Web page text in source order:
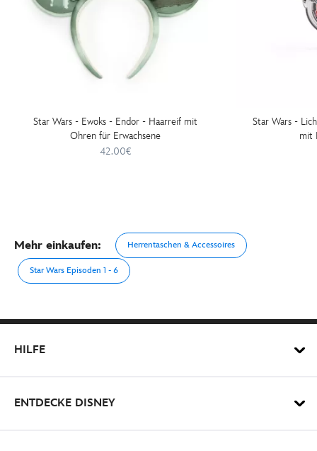
Star Wars - Ewoks - Endor - Haarreif mit
Ohren für Erwachsene
42.00€
Star Wars -
mit
Mehr einkaufen: Herrentaschen & Accessoires
Star Wars Episoden 1 - 6
HILFE
ENTDECKE DISNEY